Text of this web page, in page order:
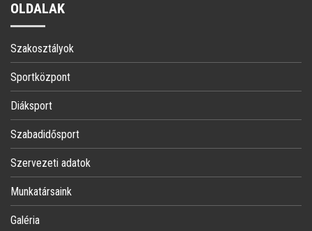
OLDALAK
Szakosztályok
Sportközpont
Diáksport
Szabadidősport
Szervezeti adatok
Munkatársaink
Galéria